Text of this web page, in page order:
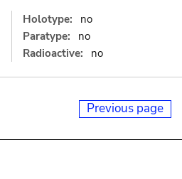
Holotype:
no
Paratype:
no
Radioactive:
no
Previous page